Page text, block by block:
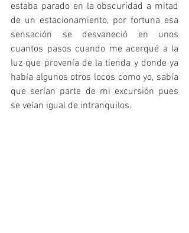
estaba parado en la obscuridad a mitad
de un estacionamiento, por fortuna esa
sensación se desvaneció en unos
cuantos pasos cuando me acerqué a la
luz que provenía de la tienda y donde ya
había algunos otros locos como yo, sabía
que serían parte de mi excursión pues
se veían igual de intranquilos.